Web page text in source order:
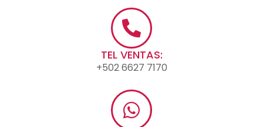
TEL VENTAS:
+502 6627 7170